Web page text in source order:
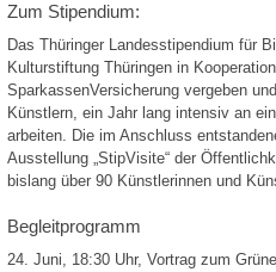
Zum Stipendium:
Das Thüringer Landesstipendium für
Kulturstiftung Thüringen in
SparkassenVersicherung vergeben
Künstlern, ein Jahr lang intensiv an
arbeiten. Die im Anschluss
Ausstellung „StipVisite“ der
bislang über 90 Künstlerinnen und
Begleitprogramm
24. Juni, 18:30 Uhr, Vortrag zum